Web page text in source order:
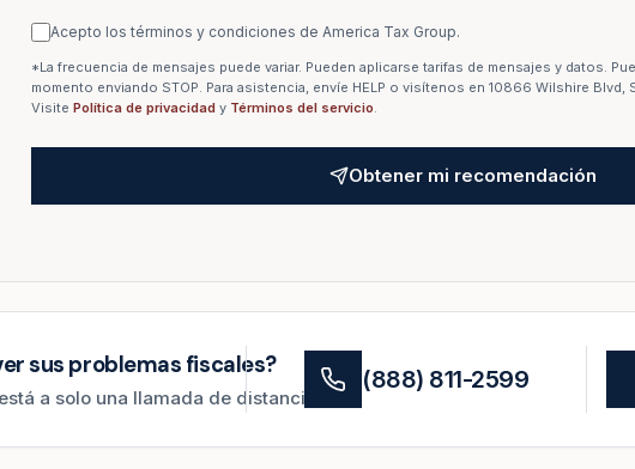
Acepto los términos y condiciones de America Tax Group.
*La frecuencia de mensajes puede variar. Pueden aplicarse tarifas de mensajes y datos.
momento enviando STOP. Para asistencia, envíe HELP o visítenos en 10866 Wilshire
Visite Política de privacidad y Términos del servicio.
Obtener mi recomendación
sus problemas fiscales?
a solo una llamada de distancia.
(888) 811-2599